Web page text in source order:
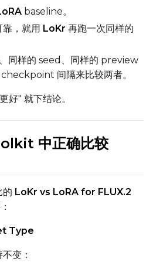
SAMPLE
Sample Every
Sampler
Guidance Scale
Width
baseline。
，就用 LoKr 再跑一次同样的
同样的 seed、同样的 preview
间隔来比较两者。
好" 就下结论。
中正确比较
的 LoKr vs LoRA for FLUX.2
Type
变：